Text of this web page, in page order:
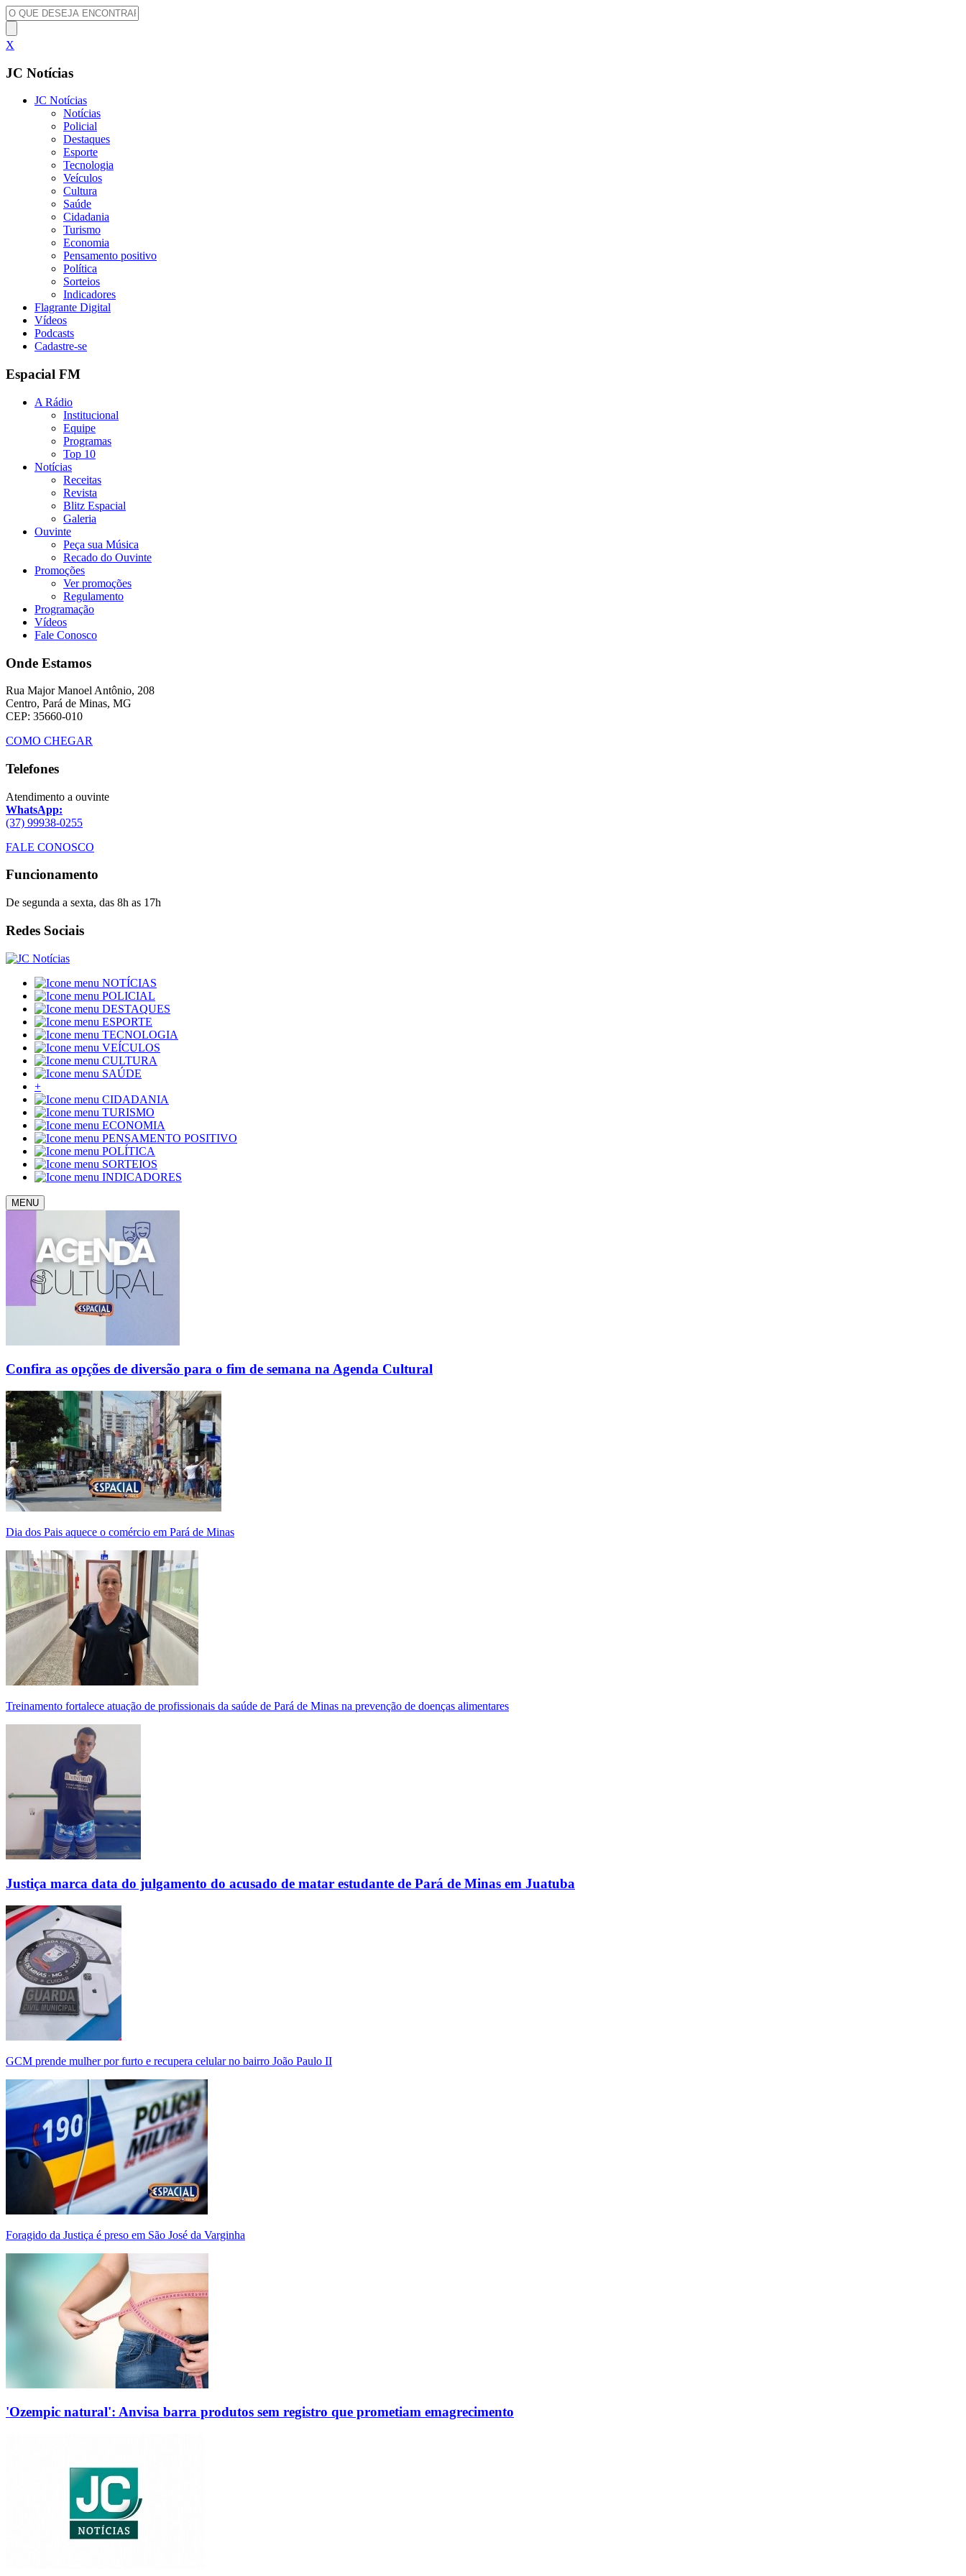
X
JC Notícias
JC Notícias
Notícias
Policial
Destaques
Esporte
Tecnologia
Veículos
Cultura
Saúde
Cidadania
Turismo
Economia
Pensamento positivo
Política
Sorteios
Indicadores
Flagrante Digital
Vídeos
Podcasts
Cadastre-se
Espacial FM
A Rádio
Institucional
Equipe
Programas
Top 10
Notícias
Receitas
Revista
Blitz Espacial
Galeria
Ouvinte
Peça sua Música
Recado do Ouvinte
Promoções
Ver promoções
Regulamento
Programação
Vídeos
Fale Conosco
Onde Estamos
Rua Major Manoel Antônio, 208
Centro, Pará de Minas, MG
CEP: 35660-010
COMO CHEGAR
Telefones
Atendimento a ouvinte
WhatsApp:
(37) 99938-0255
FALE CONOSCO
Funcionamento
De segunda a sexta, das 8h as 17h
Redes Sociais
NOTÍCIAS
POLICIAL
DESTAQUES
ESPORTE
TECNOLOGIA
VEÍCULOS
CULTURA
SAÚDE
+
CIDADANIA
TURISMO
ECONOMIA
PENSAMENTO POSITIVO
POLÍTICA
SORTEIOS
INDICADORES
MENU
Confira as opções de diversão para o fim de semana na Agenda Cultural
Dia dos Pais aquece o comércio em Pará de Minas
Treinamento fortalece atuação de profissionais da saúde de Pará de Minas na prevenção de doenças alimentares
Justiça marca data do julgamento do acusado de matar estudante de Pará de Minas em Juatuba
GCM prende mulher por furto e recupera celular no bairro João Paulo II
Foragido da Justiça é preso em São José da Varginha
'Ozempic natural': Anvisa barra produtos sem registro que prometiam emagrecimento